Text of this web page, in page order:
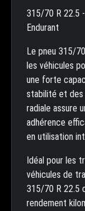
315/70 R 22.5
Endurant
Le pneu 315/
les véhicules
une forte
stabilité et des
radiale assure
adhérence
en utilisation
Idéal pour les
véhicules de
315/70 R 22.5
rendement